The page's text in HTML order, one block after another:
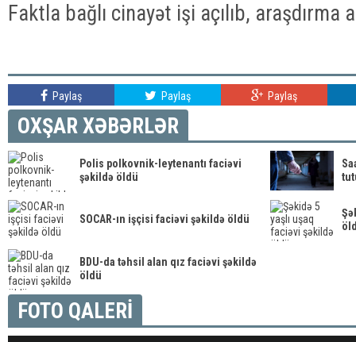
Faktla bağlı cinayət işi açılıb, araşdırma
Paylaş Paylaş Paylaş
OXŞAR XƏBƏRLƏR
Polis polkovnik-leytenantı faciəvi
şəkildə öldü
SOCAR-ın işçisi faciəvi şəkildə öldü
BDU-da təhsil alan qız faciəvi şəkildə
öldü
FOTO QALERİ